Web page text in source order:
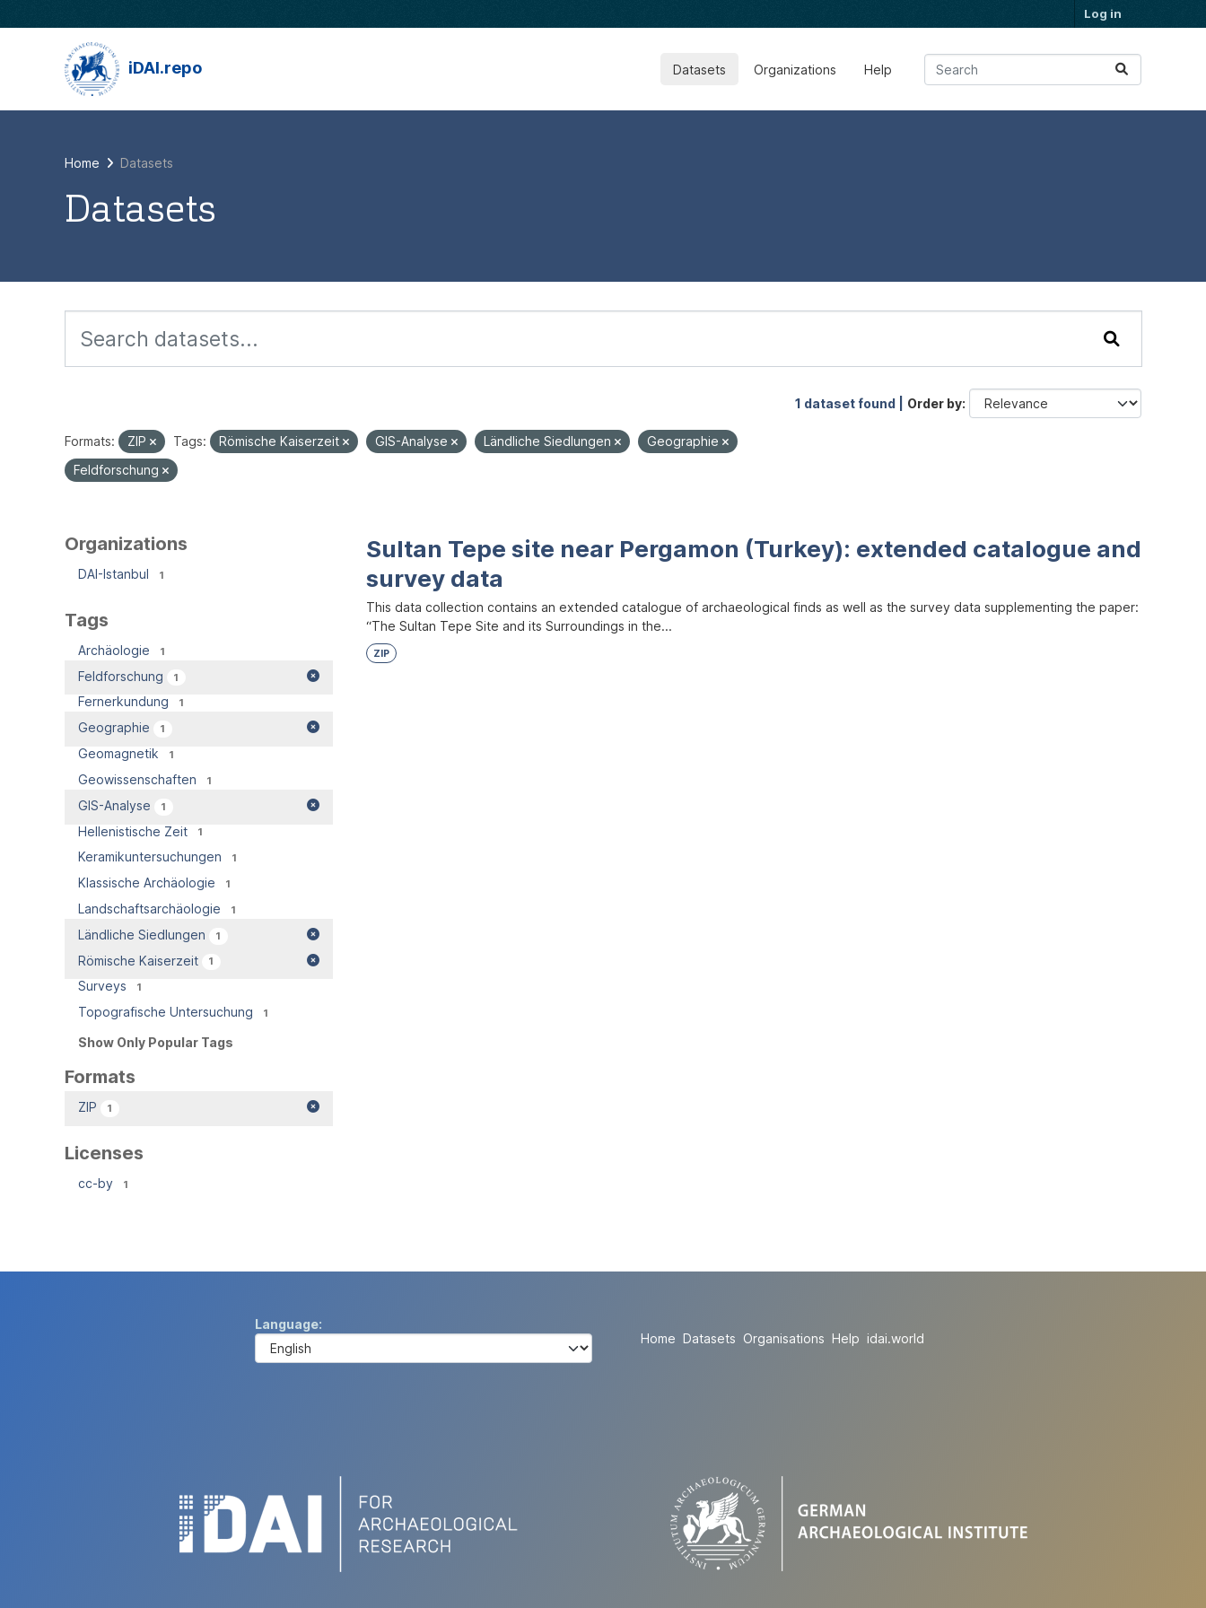
Log in
iDAI.repo Datasets Organizations Help
Home Datasets
Datasets
1 dataset found | Order by
Formats: ZIP Tags: Römische Kaiserzeit GIS-Analyse Ländliche Siedlungen
Geographie
Feldforschung
Organizations
DAI-Istanbul 1
Tags
Archäologie 1
Feldforschung 1
Fernerkundung 1
Geographie 1
Geomagnetik 1
Geowissenschaften 1
GIS-Analyse 1
Hellenistische Zeit 1
Keramikuntersuchungen 1
Klassische Archäologie 1
Landschaftsarchäologie 1
Ländliche Siedlungen 1
Römische Kaiserzeit 1
Surveys 1
Topografische Untersuchung 1
Show Only Popular Tags
Formats
ZIP 1
Licenses
cc-by 1
Sultan Tepe site near Pergamon (Turkey): extended catalogue and
survey data
This data collection contains an extended catalogue of archaeological finds as well as the survey data supplementing the paper:
“The Sultan Tepe Site and its Surroundings in the...
ZIP
Language
Home Datasets Organisations Help idai.world